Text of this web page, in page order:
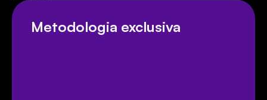
Metodologia exclusiva